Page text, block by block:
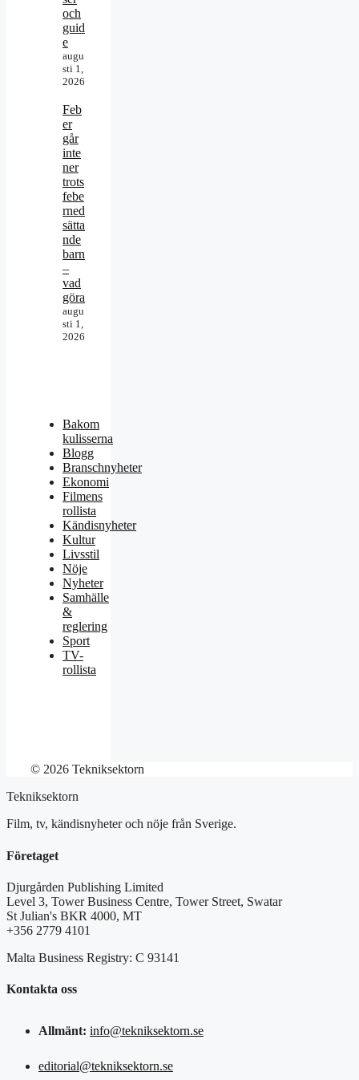
och
guid
e
augu
sti 1,
2026
Feb
er
går
inte
ner
trots
febe
rned
sätta
nde
barn
–
vad
göra
augu
sti 1,
2026
Bakom
kulisserna
Blogg
Branschnyheter
Ekonomi
Filmens
rollista
Kändisnyheter
Kultur
Livsstil
Nöje
Nyheter
Samhälle
&
reglering
Sport
TV-
rollista
© 2026 Tekniksektorn
Tekniksektorn
Film, tv, kändisnyheter och nöje från Sverige.
Företaget
Djurgården Publishing Limited
Level 3, Tower Business Centre, Tower Street, Swatar
St Julian's BKR 4000, MT
+356 2779 4101
Malta Business Registry: C 93141
Kontakta oss
Allmänt: info@tekniksektorn.se
editorial@tekniksektorn.se